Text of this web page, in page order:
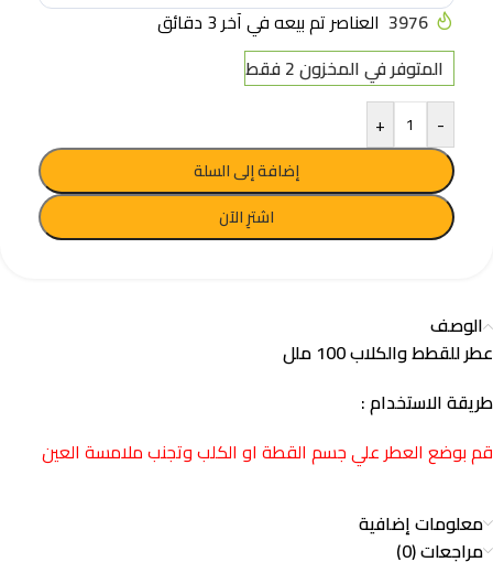
3976 العناصر تم بيعه في آخر 3 دقائق
المتوفر في المخزون 2 فقط
-
+
إضافة إلى السلة
اشترِ الآن
الوصف
عطر للقطط والكلاب 100 ملل
طريقة الاستخدام :
قم بوضع العطر علي جسم القطة او الكلب وتجنب ملامسة العين
معلومات إضافية
مراجعات (0)